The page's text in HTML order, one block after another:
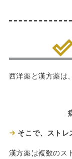
西洋薬と漢方薬は
そこで、ストレ
漢方薬は複数のス